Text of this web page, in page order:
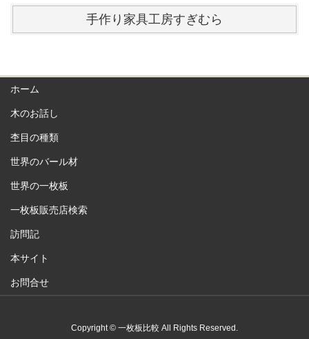
手作り家具工房すぎむら
ホーム
木のお話し
杢目の種類
世界のバール材
世界の一枚板
一枚板販売店検索
訪問記
本サイト
お問合せ
Copyright © 一枚板比較 All Rights Reserved.